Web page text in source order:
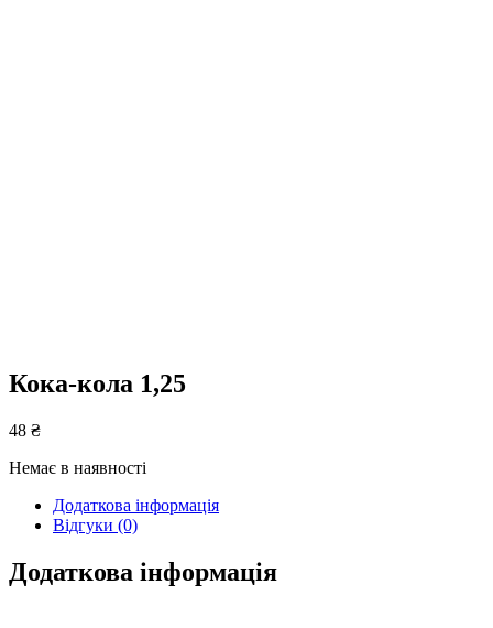
Кока-кола 1,25
48 ₴
Немає в наявності
Додаткова інформація
Відгуки (0)
Додаткова інформація